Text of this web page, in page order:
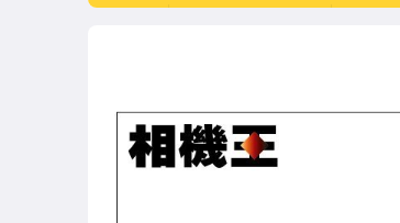
促銷活動公告
創意時刻 Holga Festival